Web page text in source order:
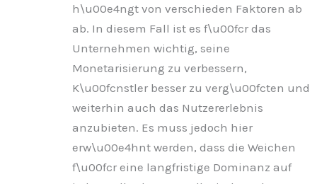
h\u00e4ngt von verschieden Faktoren ab
ab. In diesem Fall ist es f\u00fcr das
Unternehmen wichtig, seine
Monetarisierung zu verbessern,
K\u00fcnstler besser zu verg\u00fcten und
weiterhin auch das Nutzererlebnis
anzubieten. Es muss jedoch hier
erw\u00e4hnt werden, dass die Weichen
f\u00fcr eine langfristige Dominanz auf